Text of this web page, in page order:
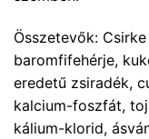
Összetevők:
baromfifehérje,
eredetű zsiradék,
kalcium-foszfát,
kálium-klorid,